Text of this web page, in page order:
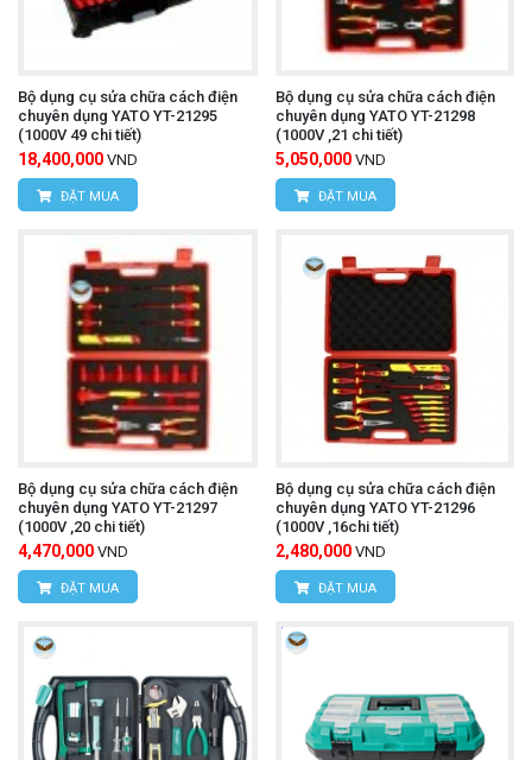
Bộ dụng cụ sửa chữa cách điện
chuyên dụng YATO YT-21295
(1000V 49 chi tiết)
18,400,000 VND
ĐẶT MUA
Bộ dụng cụ sửa chữa cách điện
chuyên dụng YATO YT-21298
(1000V ,21 chi tiết)
5,050,000 VND
ĐẶT MUA
Bộ dụng cụ sửa chữa cách điện
chuyên dụng YATO YT-21297
(1000V ,20 chi tiết)
4,470,000 VND
ĐẶT MUA
Bộ dụng cụ sửa chữa cách điện
chuyên dụng YATO YT-21296
(1000V ,16chi tiết)
2,480,000 VND
ĐẶT MUA